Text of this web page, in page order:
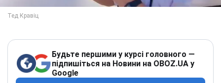
Будьте першими у курсі головного —
підпишіться на Новини на OBOZ.UA у
Google